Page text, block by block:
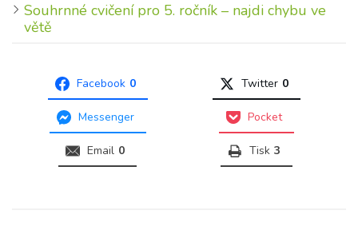
Souhrnné cvičení pro 5. ročník – najdi chybu ve
větě
Facebook 0 Twitter 0
Messenger Pocket
Email 0 Tisk 3